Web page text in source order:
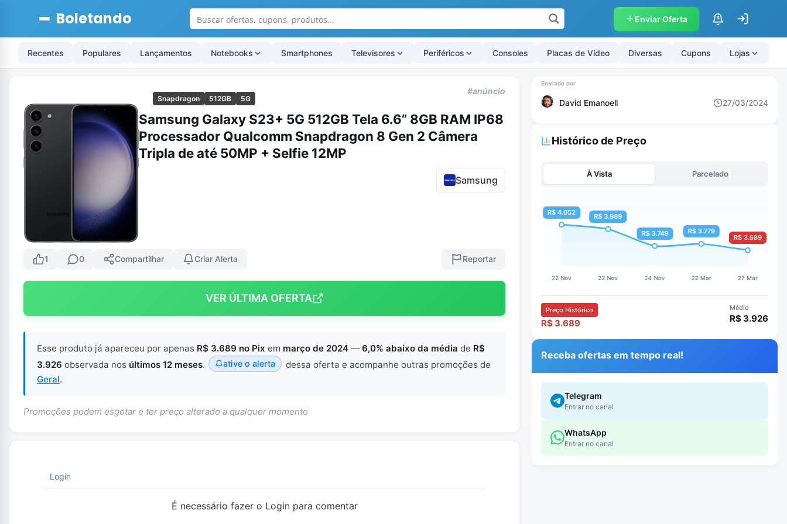
Boletando Enviar Oferta $
Recentes Populares Lançamentos Notebooks Smartphones Televisores Periféricos Consoles Placas de Vídeo Diversas Cupons Lojas
Snapdragon 512GB 5G
#anúncio
Samsung Galaxy S23+ 5G 512GB Tela 6.6” 8GB RAM IP68
Processador Qualcomm Snapdragon 8 Gen 2 Câmera
Tripla de até 50MP + Selfie 12MP
Samsung
1 0 Compartilhar Criar Alerta Reportar
VER ÚLTIMA OFERTA
Esse produto já apareceu por apenas R$ 3.689 no Pix em março de 2024 —6,0% abaixo da média de R$
3.926 observada nos últimos 12 meses. ative o alerta
dessa oferta e acompanhe outras promoções de
Geral.
Promoções podem esgotar e ter preço alterado a qualquer momento
Login
É necessário fazer o Login para comentar
David Emanoell 27/03/2024
Histórico de Preço
À Vista Parcelado
Preço Histórico
R$ 3.689
Médio
R$ 3.926
Receba ofertas em tempo real!
Telegram
Entrar no canal
WhatsApp
Entrar no canal